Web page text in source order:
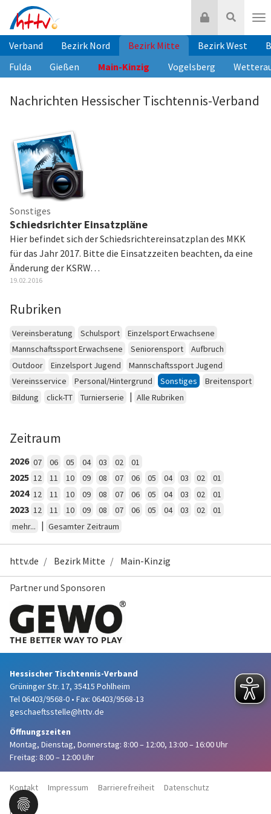
Inhalt
springen
Suche
Login
Verband Bezirk Nord Bezirk Mitte Bezirk West
Fulda
Gießen Main-Kinzig Vogelsberg
Nachrichten Hessischer Tischtennis-Verband
Sonstiges
Schiedsrichter Einsatzpläne
Hier befindet sich der Schiedsrichtereinsatzplan des MKK
für das Jahr 2017. Bitte die Einsatzzeiten beachten, da eine
Änderung der KSRW…
19.02.2016
Rubriken
Vereinsberatung Schulsport
Einzelsport Erwachsene
Mannschaftssport Erwachsene
Seniorensport
Aufbruch
Outdoor
Einzelsport Jugend
Mannschaftssport Jugend
Vereinsservice
Personal/Hintergrund Sonstiges
Breitensport
Bildung
click-TT Turnierserie | Alle Rubriken
Zeitraum
2026 07 06 05 04 03 02 01
2025 12 11 10 09 08 07 06 05 04 03 02 01
2024 12 11 10 09 08 07 06 05 04 03 02 01
2023 12 11 10 09 08 07 06 05 04 03 02
01
mehr...
| Gesamter Zeitraum
httv.de Bezirk Mitte Main-Kinzig
Partner und Sponsoren
Hessischer Tischtennis-Verband
Grüninger Str. 17, 35415 Pohlheim
Tel 06403/9568-0 • Fax: 06403/9568-13
geschaeftsstelle@httv.de
Öffnungszeiten
Montag, Dienstag, Donnerstag: 8:00 – 12:00, 13:00 – 16:00 Uhr
Freitag: 8:00 – 12:00 Uhr
Kontakt Impressum Barrierefreiheit Datenschutz
Haftung